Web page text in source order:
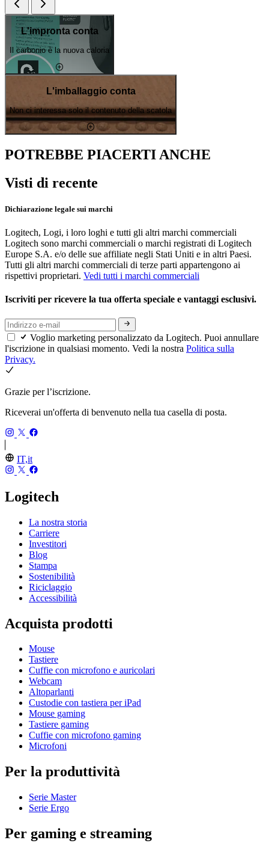
L'impronta conta
Il carbonio è la nuova caloria
L'imballaggio conta
Non ci interessa solo il contenuto della scatola
POTREBBE PIACERTI ANCHE
Visti di recente
Dichiarazione legale sui marchi
Logitech, Logi, i loro loghi e tutti gli altri marchi commerciali
Logitech sono marchi commerciali o marchi registrati di Logitech
Europe S.A. e/o delle sue affiliate negli Stati Uniti e in altri Paesi.
Tutti gli altri marchi commerciali di terze parti appartengono ai
rispettivi proprietari. Vedi tutti i marchi commerciali
Iscriviti per ricevere la tua offerta speciale e vantaggi esclusivi.
Voglio marketing personalizzato da Logitech. Puoi annullare
l'iscrizione in qualsiasi momento. Vedi la nostra Politica sulla
Privacy.
Grazie per l’iscrizione.
Riceverai un'offerta di benvenuto nella tua casella di posta.
IT,it
Logitech
La nostra storia
Carriere
Investitori
Blog
Stampa
Sostenibilità
Riciclaggio
Accessibilità
Acquista prodotti
Mouse
Tastiere
Cuffie con microfono e auricolari
Webcam
Altoparlanti
Custodie con tastiera per iPad
Mouse gaming
Tastiere gaming
Cuffie con microfono gaming
Microfoni
Per la produttività
Serie Master
Serie Ergo
Per gaming e streaming